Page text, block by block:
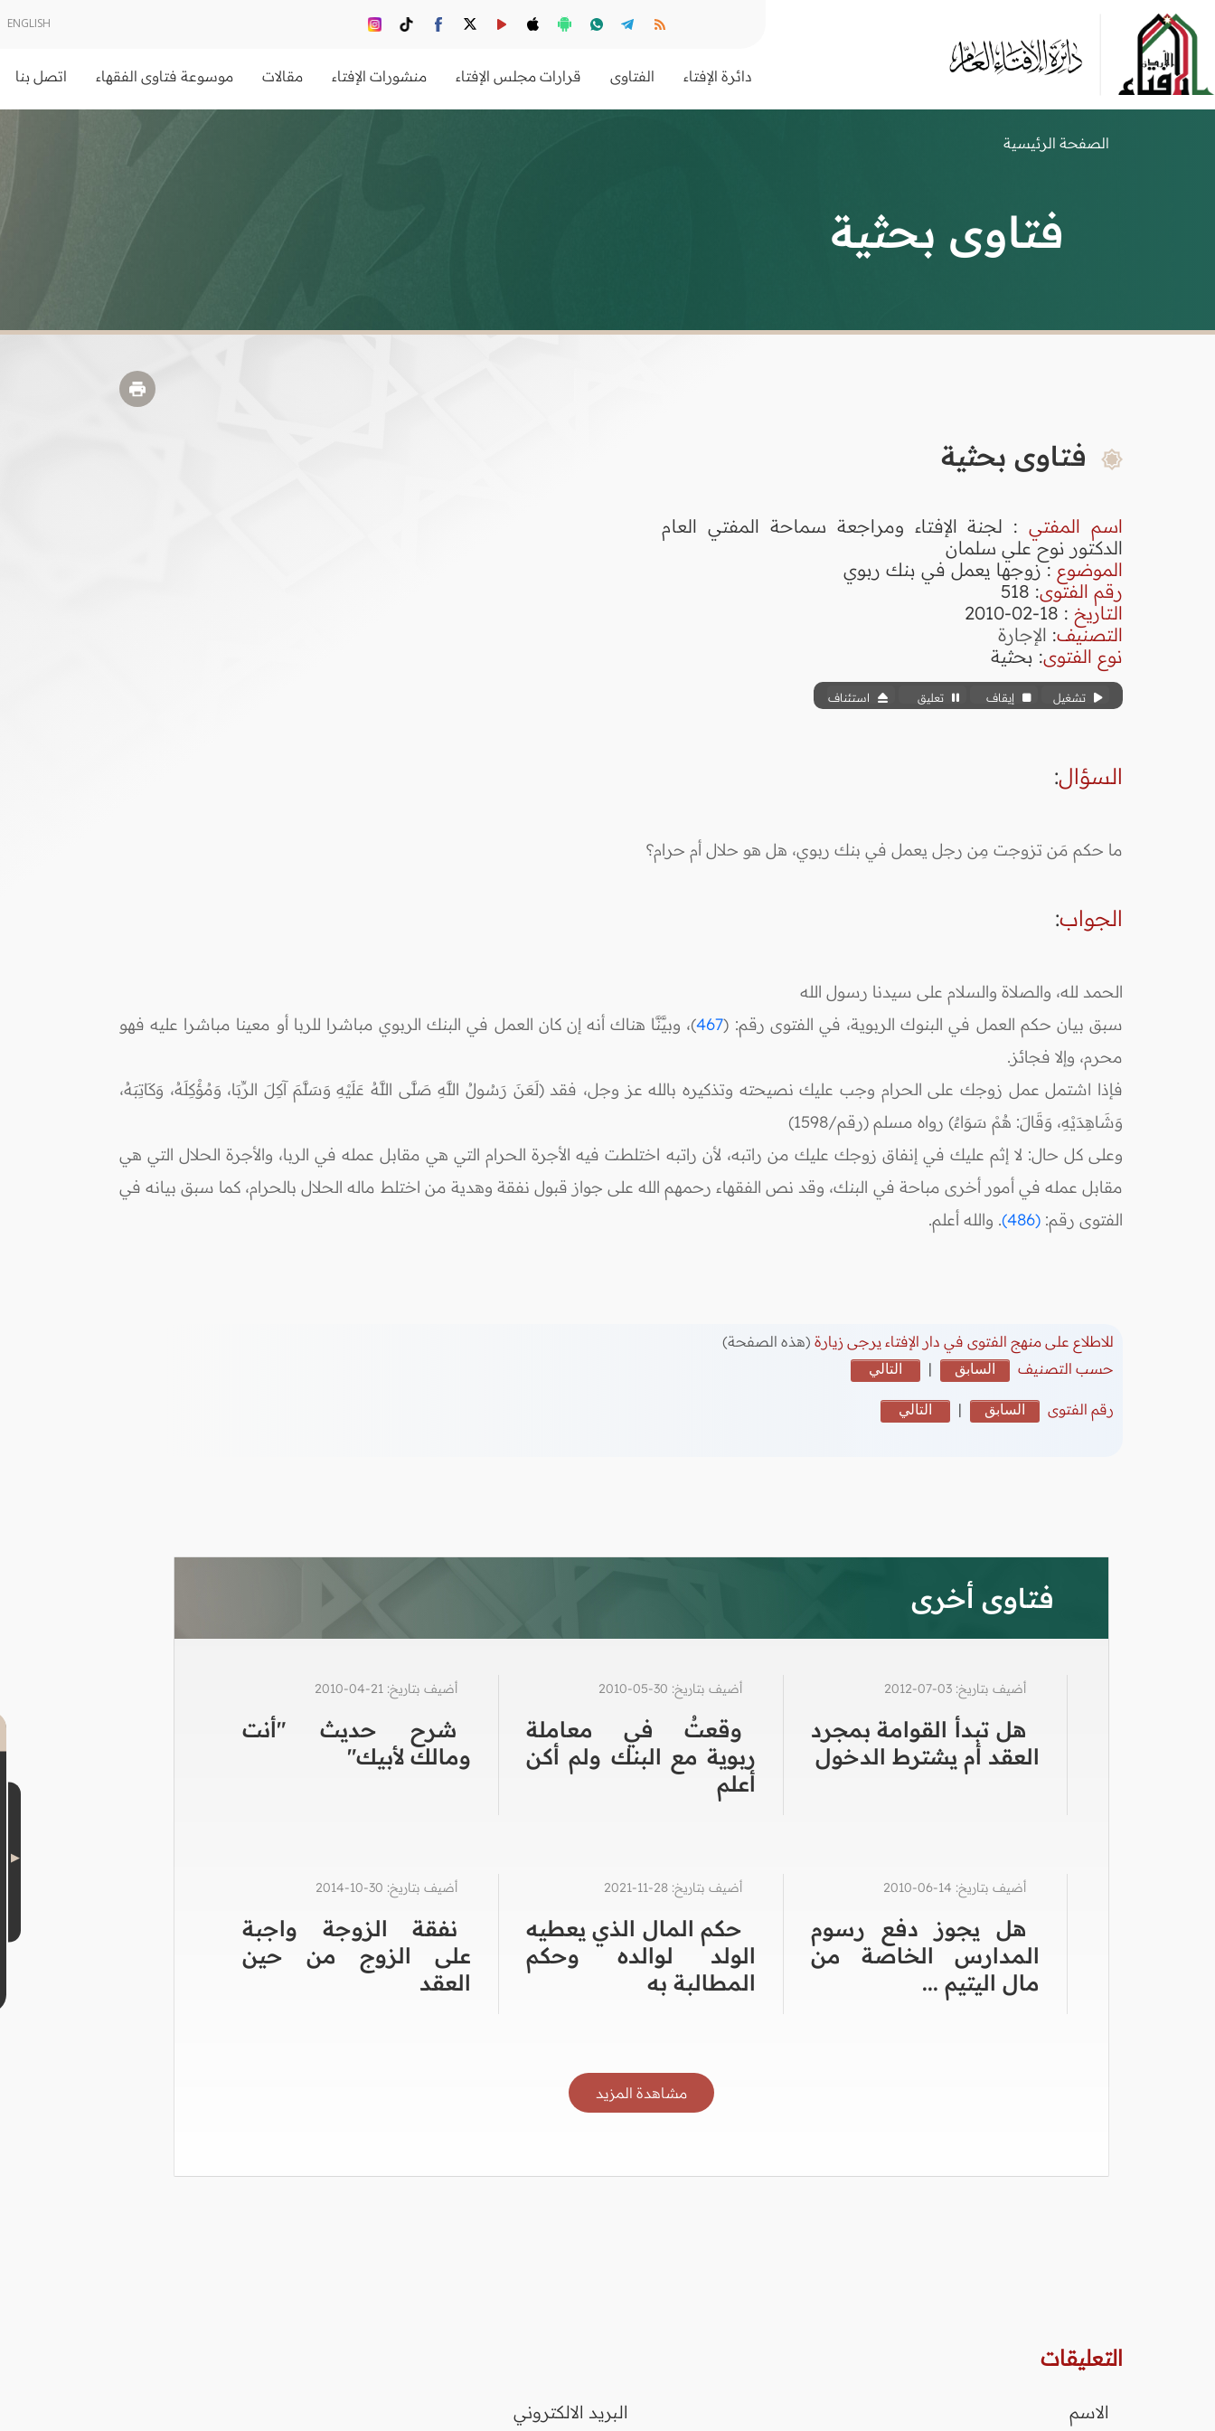
ENGLISH
دائرة الإفتاء الفتاوى قرارات مجلس الإفتاء منشورات الإفتاء مقالات موسوعة فتاوى الفقهاء اتصل بنا
الصفحة الرئيسية
فتاوى بحثية
فتاوى بحثية
اسم المفتي: لجنة الإفتاء ومراجعة سماحة المفتي العام
الدكتور نوح علي سلمان
الموضوع : زوجها يعمل في بنك ربوي
رقم الفتوى:
518
التاريخ : 18-02-2010
التصنيف: الإجارة
نوع الفتوى: بحثية
تشغيل إيقاف تعليق استئناف
السؤال:
ما حكم مَن تزوجت مِن رجل يعمل في بنك ربوي، هل هو حلال أم حرام؟
الجواب:
الحمد لله، والصلاة والسلام على سيدنا رسول الله
سبق بيان حكم العمل في البنوك الربوية، في الفتوى رقم: (467)، وبيَّنَّا هناك أنه إن كان العمل في البنك الربوي مباشرا للربا أو معينا مباشرا عليه فهو
محرم، وإلا فجائز.
فإذا اشتمل عمل زوجك على الحرام وجب عليك نصيحته وتذكيره بالله عز وجل، فقد (لَعَنَ رَسُولُ اللَّهِ صَلَّى اللَّهُ عَلَيْهِ وَسَلَّمَ آكِلَ الرِّبَا، وَمُؤْكِلَهُ، وَكَاتِبَهُ،
وَشَاهِدَيْهِ، وَقَالَ: هُمْ سَوَاءٌ) رواه مسلم (رقم/1598)
وعلى كل حال: لا إثم عليك في إنفاق زوجك عليك من راتبه، لأن راتبه اختلطت فيه الأجرة الحرام التي هي مقابل عمله في الربا، والأجرة الحلال التي هي
مقابل عمله في أمور أخرى مباحة في البنك، وقد نص الفقهاء رحمهم الله على جواز قبول نفقة وهدية من اختلط ماله الحلال بالحرام، كما سبق بيانه في
الفتوى رقم: (486) . والله أعلم.
للاطلاع على منهج الفتوى في دار الإفتاء يرجى زيارة (هذه الصفحة)
حسب التصنيف
السابق | التالي
رقم الفتوى السابق | التالي
فتاوى أخرى
أضيف بتاريخ: 03-07-2012
هل تبدأ القوامة بمجرد
العقد أم يشترط الدخول
أضيف بتاريخ: 30-05-2010
وقعتُ في معاملة
ربوية مع البنك ولم أكن
أعلم
أضيف بتاريخ: 21-04-2010
شرح حديث "أنت
ومالك لأبيك"
أضيف بتاريخ: 14-06-2010
هل يجوز دفع رسوم
المدارس الخاصة من
مال اليتيم ...
أضيف بتاريخ: 28-11-2021
حكم المال الذي يعطيه
الولد لوالده وحكم
المطالبة به
أضيف بتاريخ: 30-10-2014
نفقة الزوجة واجبة
على الزوج من حين
العقد
مشاهدة المزيد
التعليقات
الاسم البريد الالكتروني